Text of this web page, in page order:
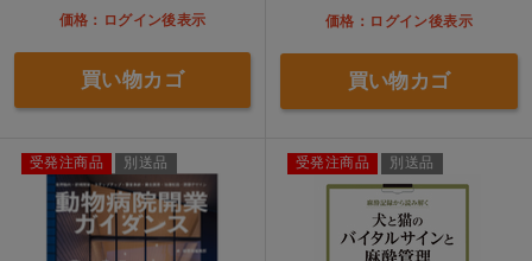
価格：ログイン後表示
買い物カゴ
価格：ログイン後表示
買い物カゴ
受発注商品 別送品 受発注商品 別送品